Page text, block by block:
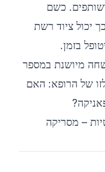
כשם
יכול ציוד רשת
בזמן.
מיושנת במספר
של הרופא: האם
– מסריקה